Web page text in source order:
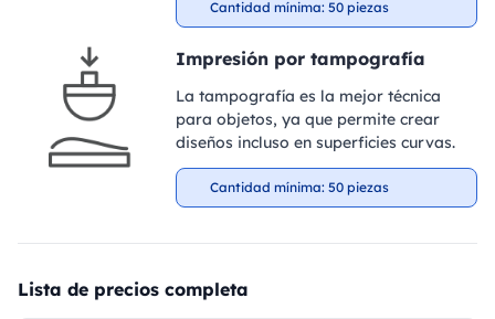
Cantidad mínima: 50 piezas
Impresión por tampografía
La tampografía es la mejor técnica
para objetos, ya que permite crear
diseños incluso en superficies curvas.
Cantidad mínima: 50 piezas
Lista de precios completa